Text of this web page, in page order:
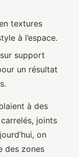
textures
à l’espace.
support
un résultat
à des
joints
on
des zones